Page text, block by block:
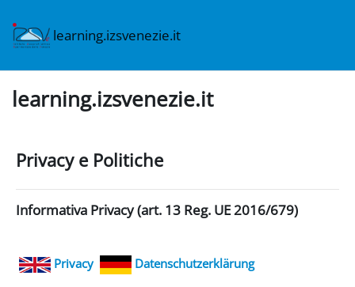
learning.izsvenezie.it
learning.izsvenezie.it
Privacy e Politiche
Informativa Privacy (art. 13 Reg. UE 2016/679)
Privacy Datenschutzerklärung